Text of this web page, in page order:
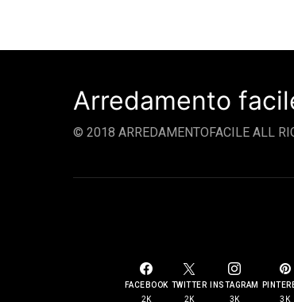
Arredamento
© 2018 ARREDAMENTOFACILE ALL
FACEBOOK
2K
TWITTER
2K
INSTAGRAM
3K
3K